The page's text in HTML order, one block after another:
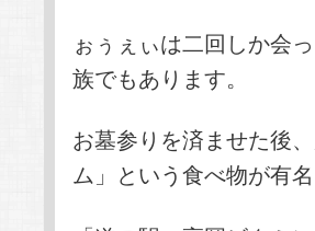
ぉぅぇぃは二回しか会
族でもあります。
お墓参りを済ませた後
ム」という食べ物が有